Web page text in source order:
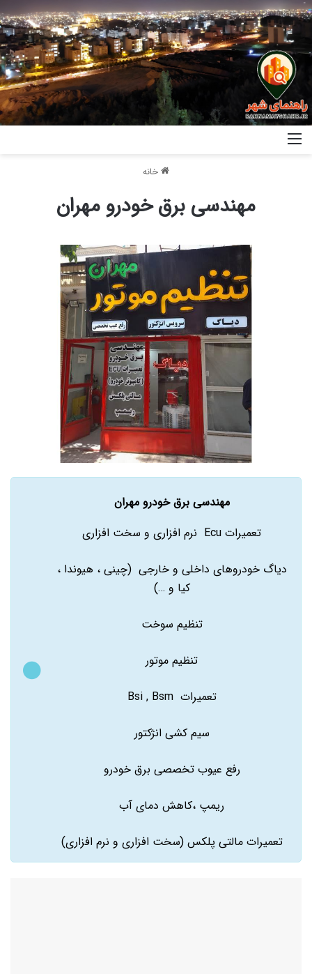
خانه
مهندسی برق خودرو مهران
مهندسی برق خودرو مهران
تعمیرات Ecu نرم افزاری و سخت افزاری
دیاگ خودروهای داخلی و خارجی (چینی ، هیوندا ،
کیا و …)
تنظیم سوخت
تنظیم موتور
تعمیرات Bsi , Bsm
سیم کشی انژکتور
رفع عیوب تخصصی برق خودرو
ریمپ ،کاهش دمای آب
تعمیرات مالتی پلکس (سخت افزاری و نرم افزاری)